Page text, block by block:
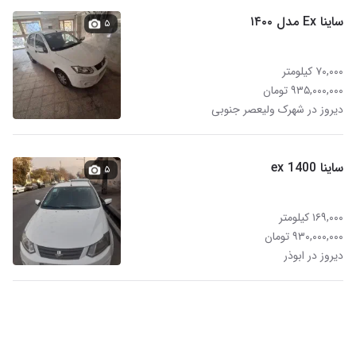
ساینا Ex مدل ۱۴۰۰
۷۰,۰۰۰ کیلومتر
۹۳۵,۰۰۰,۰۰۰ تومان
دیروز در شهرک ولیعصر جنوبی
۵
ساینا ex 1400
۱۶۹,۰۰۰ کیلومتر
۹۳۰,۰۰۰,۰۰۰ تومان
دیروز در ابوذر
۵